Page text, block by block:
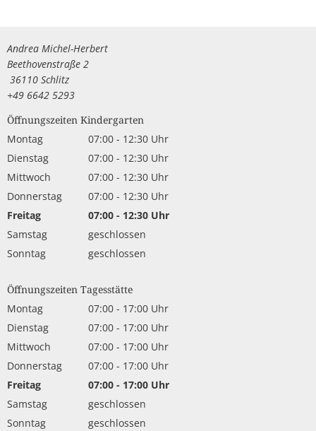
Andrea Michel-Herbert
Beethovenstraße 2
36110 Schlitz
+49 6642 5293
Öffnungszeiten Kindergarten
Montag
07:00 - 12:30 Uhr
Von 07:00 bis 12:30 Uhr
Dienstag 07:00 - 12:30 Uhr
Von 07:00 bis 12:30 Uhr
Mittwoch 07:00 - 12:30 Uhr
Von 07:00 bis 12:30 Uhr
Donnerstag 07:00 - 12:30 Uhr
Von 07:00 bis 12:30 Uhr
Freitag 07:00 - 12:30 Uhr
Von 07:00 bis 12:30 Uhr
Samstag
geschlossen
Sonntag
geschlossen
Öffnungszeiten Tagesstätte
Montag
07:00 - 17:00 Uhr
Von 07:00 bis 17:00 Uhr
Dienstag 07:00 - 17:00 Uhr
Von 07:00 bis 17:00 Uhr
Mittwoch 07:00 - 17:00 Uhr
Von 07:00 bis 17:00 Uhr
Donnerstag 07:00 - 17:00 Uhr
Von 07:00 bis 17:00 Uhr
Freitag 07:00 - 17:00 Uhr
Von 07:00 bis 17:00 Uhr
Samstag
geschlossen
Sonntag
geschlossen